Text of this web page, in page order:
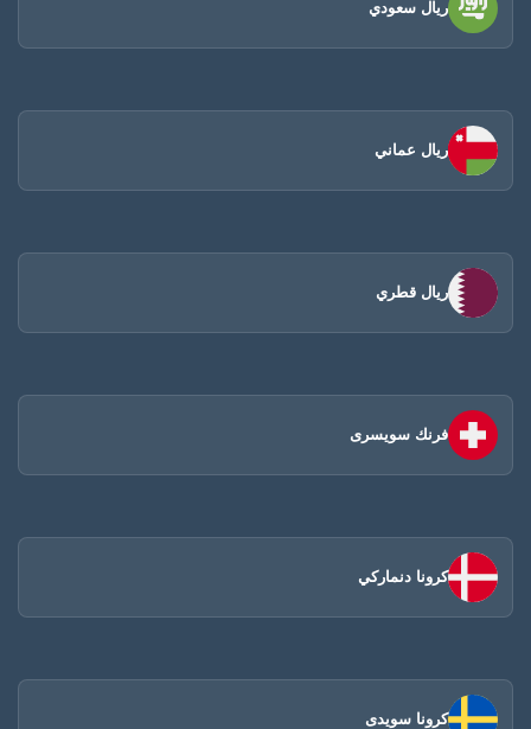
ريال سعودي
ريال عماني
ريال قطري
فرنك سويسرى
كرونا دنماركي
كرونا سويدى